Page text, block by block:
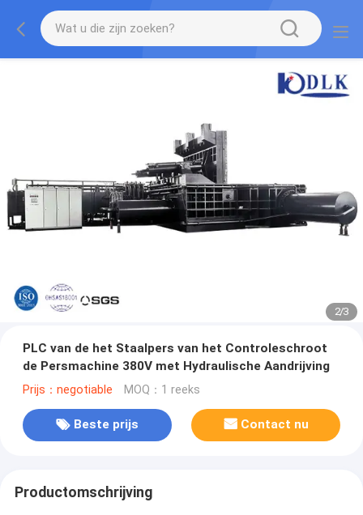
2/3
PLC van de het Staalpers van het Controleschroot
de Persmachine 380V met Hydraulische Aandrijving
Prijs：negotiable MOQ：1 reeks
Beste prijs Contact nu
Productomschrijving